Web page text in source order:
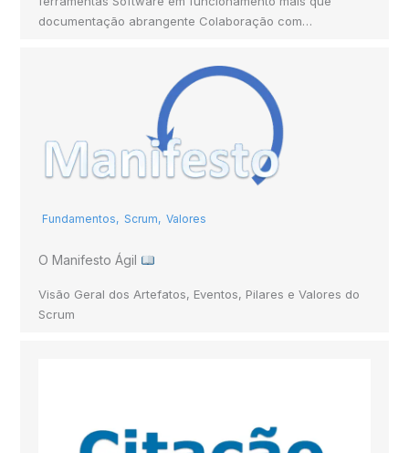
documentação abrangente Colaboração com…
Fundamentos, Scrum, Valores
O Manifesto Ágil
Visão Geral dos Artefatos, Eventos, Pilares e Valores do
Scrum